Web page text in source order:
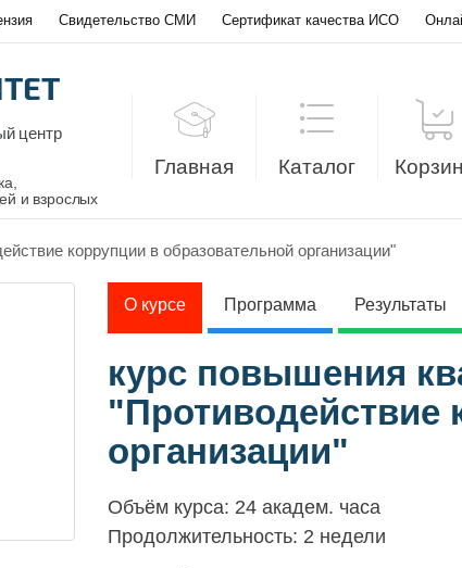
Свидетельство СМИ Сертификат качества ИСО
центр
и взрослых
Главная Каталог
коррупции в образовательной организации"
О курсе Программа Результаты
курс повышения
"Противодействие
организации"
Объём курса: 24 академ. часа
Продолжительность: 2 недели